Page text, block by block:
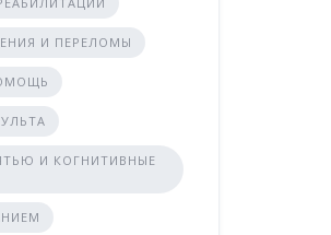
И ПЕРЕЛОМЫ
И КОГНИТИВНЫЕ